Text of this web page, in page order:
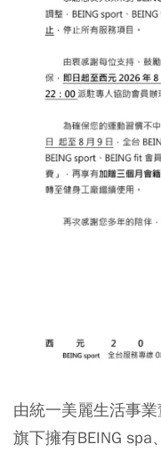
由統一美麗生活事
旗下擁有BEING spa